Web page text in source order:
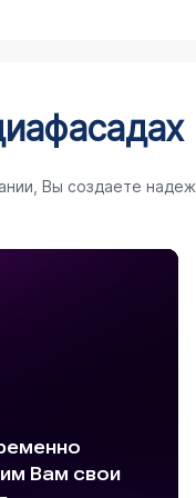
Вы создаете